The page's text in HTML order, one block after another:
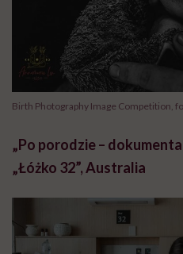
Birth Photography Image Competition,
„Po porodzie –
„Łóżko 32”, Australia